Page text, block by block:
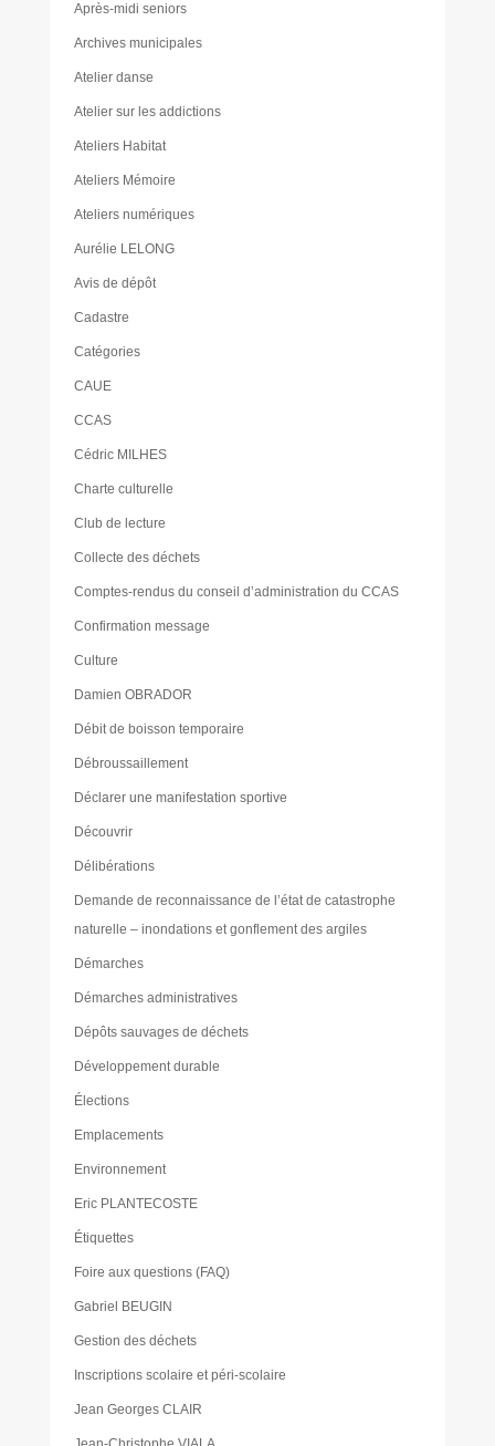
Après-midi seniors
Archives municipales
Atelier danse
Atelier sur les addictions
Ateliers Habitat
Ateliers Mémoire
Ateliers numériques
Aurélie LELONG
Avis de dépôt
Cadastre
Catégories
CAUE
CCAS
Cédric MILHES
Charte culturelle
Club de lecture
Collecte des déchets
Comptes-rendus du conseil d’administration du CCAS
Confirmation message
Culture
Damien OBRADOR
Débit de boisson temporaire
Débroussaillement
Déclarer une manifestation sportive
Découvrir
Délibérations
Demande de reconnaissance de l’état de catastrophe
naturelle – inondations et gonflement des argiles
Démarches
Démarches administratives
Dépôts sauvages de déchets
Développement durable
Élections
Emplacements
Environnement
Eric PLANTECOSTE
Étiquettes
Foire aux questions (FAQ)
Gabriel BEUGIN
Gestion des déchets
Inscriptions scolaire et péri-scolaire
Jean Georges CLAIR